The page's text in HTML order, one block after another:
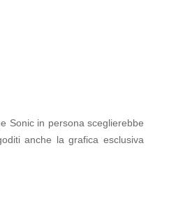
Sonic in persona sceglierebbe
anche la grafica esclusiva